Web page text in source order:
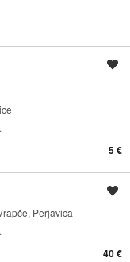
5 €
Perjavica
40 €